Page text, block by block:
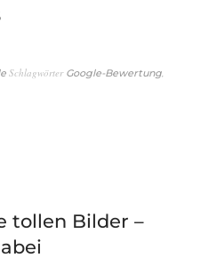
Schlagwörter Google-Bewertung
tollen Bilder –